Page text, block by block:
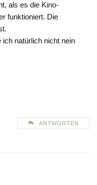
als es die Kino-
funktioniert. Die
natürlich nicht nein
ANTWORTEN